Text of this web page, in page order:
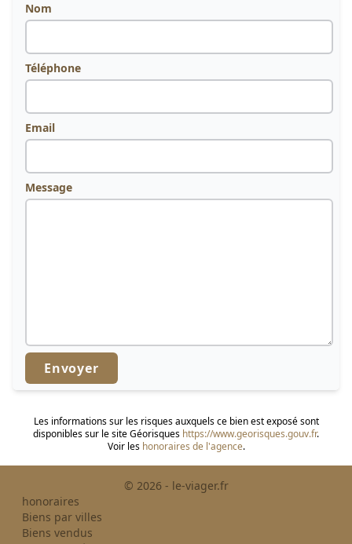
Nom
Téléphone
Email
Message
Envoyer
Les informations sur les risques auxquels ce bien est exposé sont
disponibles sur le site Géorisques https://www.georisques.gouv.fr.
Voir les honoraires de l'agence.
© 2026 - le-viager.fr
honoraires
Biens par villes
Biens vendus